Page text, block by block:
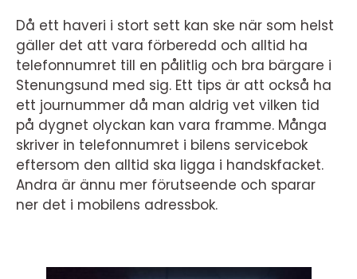
Då ett haveri i stort sett kan ske när som helst
gäller det att vara förberedd och alltid ha
telefonnumret till en pålitlig och bra bärgare i
Stenungsund med sig. Ett tips är att också ha
ett journummer då man aldrig vet vilken tid
på dygnet olyckan kan vara framme. Många
skriver in telefonnumret i bilens servicebok
eftersom den alltid ska ligga i handskfacket.
Andra är ännu mer förutseende och sparar
ner det i mobilens adressbok.